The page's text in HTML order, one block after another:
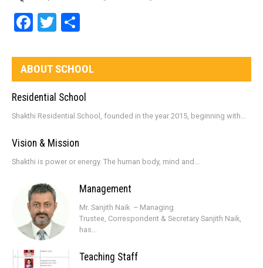
Facebook
Twitter
ABOUT SCHOOL
Residential School
Shakthi Residential School, founded in the year 2015, beginning with...
Vision & Mission
Shakthi is power or energy. The human body, mind and...
Management
Mr. Sanjith Naik – Managing
Trustee, Correspondent & Secretary Sanjith Naik,
has...
Teaching Staff